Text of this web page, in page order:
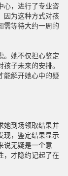
，进行了专业咨
因为这种方式对孩
需等待大约一周的
她不仅担心鉴定
子未来的安排。
能解开她心中的疑
到场领取结果并
现，鉴定结果显示
说无疑是一个意
，才隐约记起了在